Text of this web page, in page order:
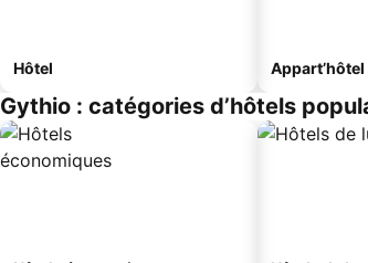
Hôtel Appart’hôtel
Gythio : catégories d’hôtels